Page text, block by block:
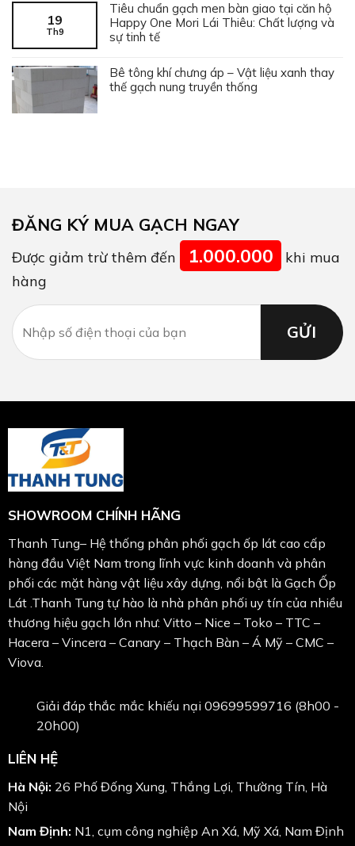
19
Th9
Tiêu chuẩn gạch men bàn giao tại căn hộ
Happy One Mori Lái Thiêu: Chất lượng và
sự tinh tế
Bê tông khí chưng áp – Vật liệu xanh thay
thế gạch nung truyền thống
ĐĂNG KÝ MUA GẠCH NGAY
Được giảm trừ thêm đến 1.000.000
khi mua
hàng
SHOWROOM CHÍNH HÃNG
Thanh Tung– Hệ thống phân phối gạch ốp lát cao cấp
hàng đầu Việt Nam trong lĩnh vực kinh doanh và phân
phối các mặt hàng vật liệu xây dựng, nổi bật là Gạch Ốp
Lát .Thanh Tung tự hào là nhà phân phối uy tín của nhiều
thương hiệu gạch lớn như: Vitto – Nice – Toko – TTC –
Hacera – Vincera – Canary – Thạch Bàn – Á Mỹ – CMC –
Viova.
Giải đáp thắc mắc khiếu nại 09699599716 (8h00 -
20h00)
LIÊN HỆ
Hà Nội: 26 Phố Đống Xung, Thắng Lợi, Thường Tín, Hà
Nội
Nam Định: N1, cụm công nghiệp An Xá, Mỹ Xá, Nam Định